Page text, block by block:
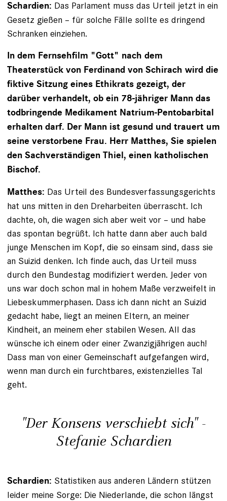
Schardien: Das Parlament muss das Urteil jetzt in ein
Gesetz gießen – für solche Fälle sollte es dringend
Schranken einziehen.
In dem Fernsehfilm "Gott" nach dem
Theaterstück von ­Ferdinand von Schirach wird die
fiktive Sitzung eines Ethik­rats gezeigt, der
darüber verhandelt, ob ein 78-­jähriger Mann das
todbringende Medikament Natrium-Pent­obarbital
erhalten darf. Der Mann ist gesund und trauert um
seine verstorbene Frau. Herr Matthes, Sie spielen
den Sachverständigen Thiel, einen katholischen
Bischof.
Matthes: Das Urteil des Bundesverfassungsgerichts
hat uns mitten in den Dreharbeiten überrascht. Ich
dachte, oh, die wagen sich aber weit vor – und habe
das spontan begrüßt. Ich hatte dann aber auch bald
junge Menschen im Kopf, die so einsam sind, dass sie
an Suizid denken. Ich finde auch, das Urteil muss
durch den Bundestag modifiziert werden. Jeder von
uns war doch schon mal in hohem Maße verzweifelt in
Liebeskummerphasen. Dass ich dann nicht an Suizid
gedacht habe, liegt an meinen Eltern, an meiner
Kindheit, an meinem eher stabilen Wesen. All das
wünsche ich einem oder einer Zwanzigjährigen auch!
Dass man von einer Gemeinschaft aufgefangen wird,
wenn man durch ein furchtbares, existenzielles Tal
geht.
"Der Konsens verschiebt sich" -
Stefanie Schardien
Schardien: Statistiken aus anderen Ländern stützen
leider meine Sorge: Die Niederlande, die schon längst